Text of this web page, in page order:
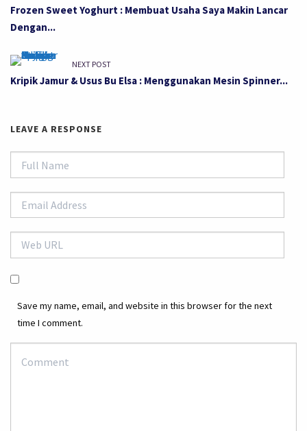
Frozen Sweet Yoghurt : Membuat Usaha Saya Makin Lancar
Dengan...
NEXT POST
Kripik Jamur & Usus Bu Elsa : Menggunakan Mesin Spinner...
LEAVE A RESPONSE
Save my name, email, and website in this browser for the next
time I comment.